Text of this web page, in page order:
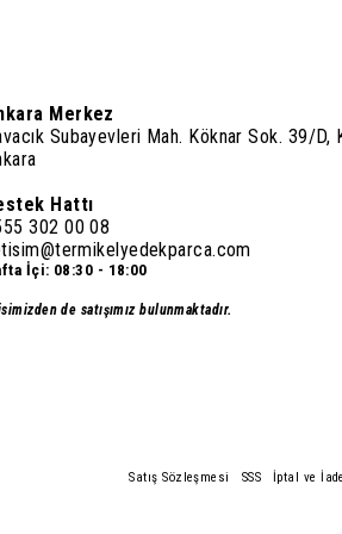
Merkez
Subayevleri Mah. Köknar Sok. 39/D,
Hattı
302 00 08
İçi: 08:30 - 18:00
de satışımız bulunmaktadır.
Satış Sözleşmesi SSS İptal ve